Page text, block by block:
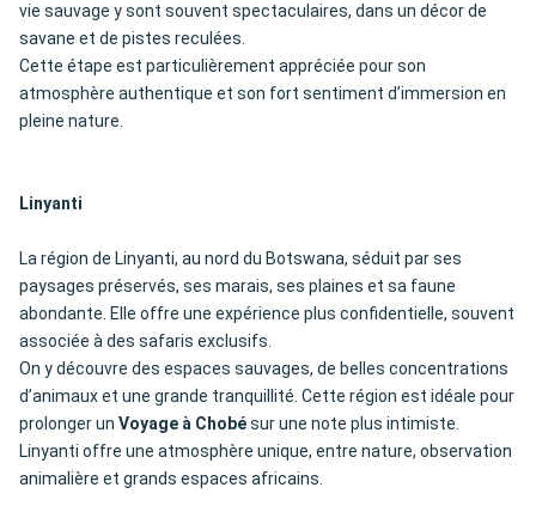
vie sauvage y sont souvent spectaculaires, dans un décor de
savane et de pistes reculées.
Cette étape est particulièrement appréciée pour son
atmosphère authentique et son fort sentiment d’immersion en
pleine nature.
Linyanti
La région de Linyanti, au nord du Botswana, séduit par ses
paysages préservés, ses marais, ses plaines et sa faune
abondante. Elle offre une expérience plus confidentielle, souvent
associée à des safaris exclusifs.
On y découvre des espaces sauvages, de belles concentrations
d’animaux et une grande tranquillité. Cette région est idéale pour
prolonger un Voyage à Chobésur une note plus intimiste.
Linyanti offre une atmosphère unique, entre nature, observation
animalière et grands espaces africains.